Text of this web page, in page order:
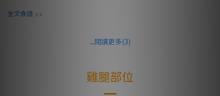
全文食譜 >>
...閱讀更多(3)
雞腿部位